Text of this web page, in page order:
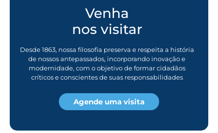
Venha
nos visitar
Desde 1863, nossa filosofia preserva e respeita a história
de nossos antepassados, incorporando inovação e
modernidade, com o objetivo de formar cidadãos
críticos e conscientes de suas responsabilidades
Agende uma visita